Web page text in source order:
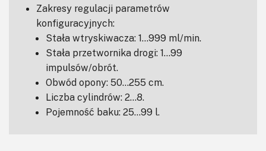
Zakresy regulacji parametrów
konfiguracyjnych:
Stała wtryskiwacza: 1…999 ml/min.
Stała przetwornika drogi: 1…99
impulsów/obrót.
Obwód opony: 50…255 cm.
Liczba cylindrów: 2…8.
Pojemność baku: 25…99 l.